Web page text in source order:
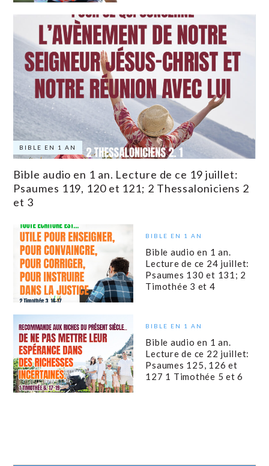
BIBLE EN 1 AN
Bible audio en 1 an. Lecture de ce 19 juillet:
Psaumes 119, 120 et 121; 2 Thessaloniciens 2
et 3
BIBLE EN 1 AN
Bible audio en 1 an.
Lecture de ce 24 juillet:
Psaumes 130 et 131; 2
Timothée 3 et 4
BIBLE EN 1 AN
Bible audio en 1 an.
Lecture de ce 22 juillet:
Psaumes 125, 126 et
127 1 Timothée 5 et 6